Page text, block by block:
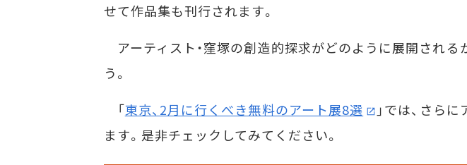
せて作品集も刊行されます。
アーティスト・窪塚の創造的探求がどのように展開される
う。
「東京、2月に行くべき無料のアート展8選
」では、さら
ます。是非チェックしてみてください。